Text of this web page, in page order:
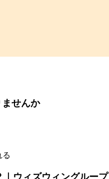
る
ウィズウィングループ